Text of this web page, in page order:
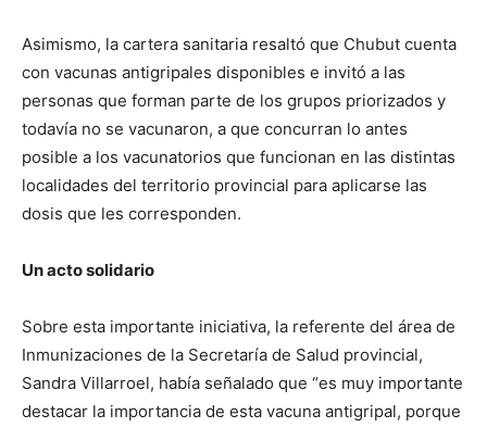
Asimismo, la cartera sanitaria resaltó que Chubut cuenta
con vacunas antigripales disponibles e invitó a las
personas que forman parte de los grupos priorizados y
todavía no se vacunaron, a que concurran lo antes
posible a los vacunatorios que funcionan en las distintas
localidades del territorio provincial para aplicarse las
dosis que les corresponden.
Un acto solidario
Sobre esta importante iniciativa, la referente del área de
Inmunizaciones de la Secretaría de Salud provincial,
Sandra Villarroel, había señalado que “es muy importante
destacar la importancia de esta vacuna antigripal, porque